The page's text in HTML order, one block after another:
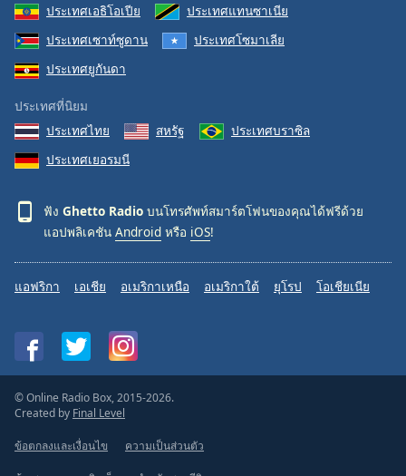
ประเทศเอธิโอเปีย
ประเทศแทนซาเนีย
ประเทศเซาท์ซูดาน
ประเทศโซมาเลีย
ประเทศยูกันดา
ประเทศที่นิยม
ประเทศไทย
สหรัฐ
ประเทศบราซิล
ประเทศเยอรมนี
ฟัง Ghetto Radio บนโทรศัพท์สมาร์ตโฟนของคุณได้ฟรีด้วย
แอปพลิเคชัน Android หรือ iOS!
แอฟริกา เอเชีย อเมริกาเหนือ อเมริกาใต้ ยุโรป โอเชียเนีย
© Online Radio Box, 2015-2026.
Created by Final Level
ข้อตกลงและเงื่อนไข ความเป็นส่วนตัว